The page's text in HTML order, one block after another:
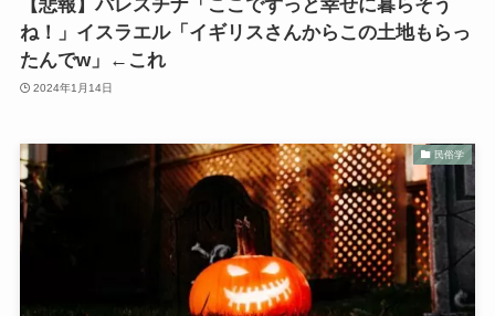
【悲報】パレスチナ「ここでずっと幸せに暮らそう
ね！」イスラエル「イギリスさんからこの土地もらっ
たんでw」←これ
2024年1月14日
民俗学